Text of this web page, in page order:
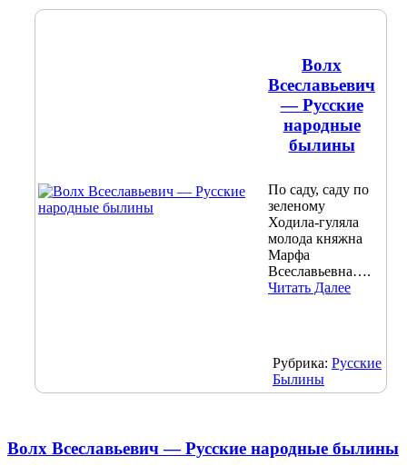
Волх
Всеславьевич
— Русские
народные
былины
По саду, саду по
зеленому
Ходила-гуляла
молода княжна
Марфа
Всеславьевна….
Читать Далее
Рубрика: Русские
Былины
Волх Всеславьевич — Русские народные былины